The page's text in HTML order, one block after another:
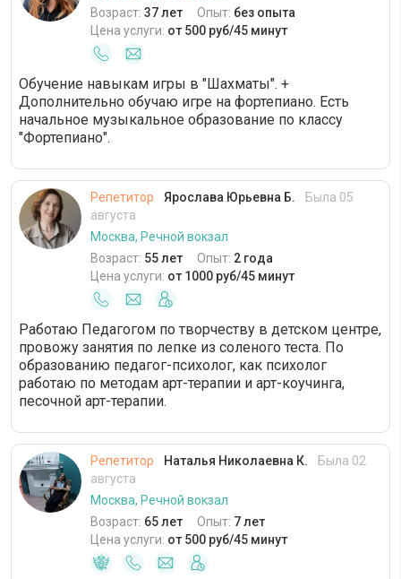
Возраст: 37 лет Опыт: без опыта
Цена услуги: от 500 руб/45 минут
Обучение навыкам игры в "Шахматы". +
Дополнительно обучаю игре на фортепиано. Есть
начальное музыкальное образование по классу
"Фортепиано".
Репетитор Ярослава Юрьевна Б.
Была 05
августа
Москва, Речной вокзал
Возраст: 55 лет Опыт: 2 года
Цена услуги: от 1000 руб/45 минут
Работаю Педагогом по творчеству в детском центре,
провожу занятия по лепке из соленого теста. По
образованию педагог-психолог, как психолог
работаю по методам арт-терапии и арт-коучинга,
песочной арт-терапии.
Репетитор Наталья Николаевна К.
Была 02
августа
Москва, Речной вокзал
Возраст: 65 лет Опыт: 7 лет
Цена услуги: от 500 руб/45 минут